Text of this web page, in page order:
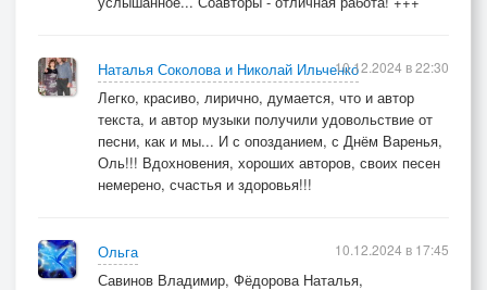
Наталья Соколова и Николай Ильченко
Легко, красиво, лирично, думается, что и автор
текста, и автор музыки получили удовольствие от
песни, как и мы... И с опозданием, с Днём Варенья,
Оль!!! Вдохновения, хороших авторов, своих песен
немерено, счастья и здоровья!!!
10.12.2024 в 22:30
Ольга
Савинов Владимир, Фёдорова Наталья,
10.12.2024 в 17:45